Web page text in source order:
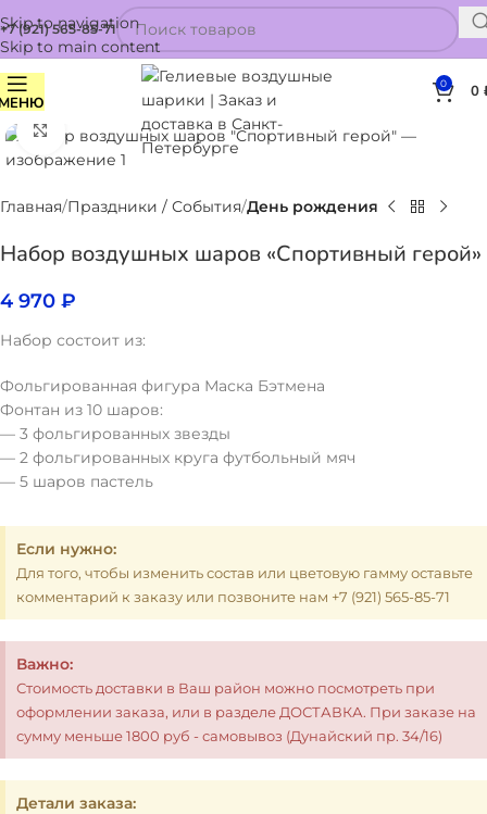
Skip to navigation
Skip to main content
+7 (921) 565-85-71
0 0
Нажмите, чтобы увеличить
Главная Праздники / События День рождения
Набор воздушных шаров «Спортивный герой»
4 970 ₽
Набор состоит из:
Фольгированная фигура Маска Бэтмена
Фонтан из 10 шаров:
— 3 фольгированных звезды
— 2 фольгированных круга футбольный мяч
— 5 шаров пастель
Если нужно:
Для того, чтобы изменить состав или цветовую гамму оставьте
комментарий к заказу или позвоните нам +7 (921) 565-85-71
Важно:
Стоимость доставки в Ваш район можно посмотреть при
оформлении заказа, или в разделе ДОСТАВКА. При заказе на
сумму меньше 1800 руб - самовывоз (Дунайский пр. 34/16)
Детали заказа: